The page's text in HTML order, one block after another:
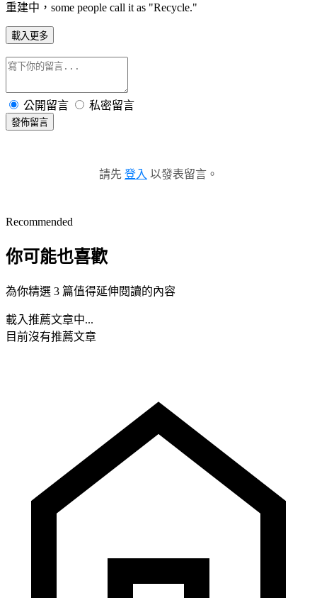
重建中，some people call it as "Recycle."
載入更多
公開留言 私密留言
發佈留言
請先 登入 以發表留言。
Recommended
你可能也喜歡
為你精選 3 篇值得延伸閱讀的內容
載入推薦文章中...
目前沒有推薦文章